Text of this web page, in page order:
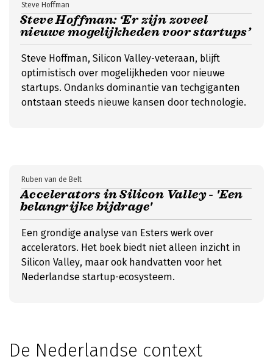
Steve Hoffman: ‘Er zijn zoveel
nieuwe mogelijkheden voor startups’
Steve Hoffman
Steve Hoffman, Silicon Valley-veteraan, blijft
optimistisch over mogelijkheden voor nieuwe
startups. Ondanks dominantie van techgiganten
ontstaan steeds nieuwe kansen door technologie.
Accelerators in Silicon Valley - 'Een
belangrijke bijdrage'
Ruben van de Belt
Een grondige analyse van Esters werk over
accelerators. Het boek biedt niet alleen inzicht in
Silicon Valley, maar ook handvatten voor het
Nederlandse startup-ecosysteem.
De Nederlandse context